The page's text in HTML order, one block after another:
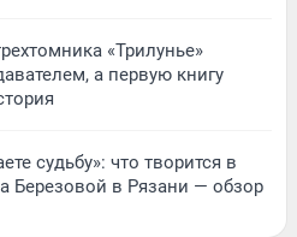
«Трилунье»
а первую книгу
судьбу»: что творится в
Березовой в Рязани — обзор